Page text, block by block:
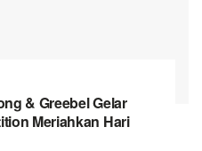
& Greebel Gelar
Meriahkan Hari